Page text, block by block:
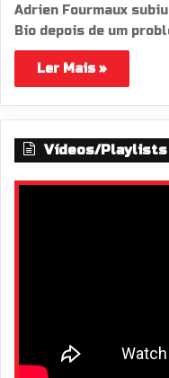
Adrien Fourmaux
Bío depois de um
Ler Mais »
Vídeos/Playlists